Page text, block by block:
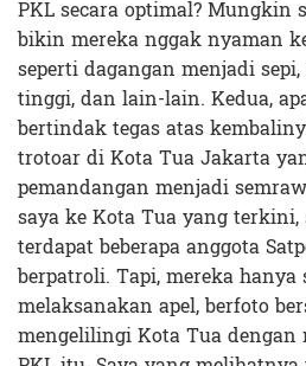
PKL secara optimal? Mungkin
bikin mereka nggak nyaman
seperti dagangan menjadi
tinggi, dan lain-lain. Kedua,
bertindak tegas atas
trotoar di Kota Tua Jakarta
pemandangan menjadi
saya ke Kota Tua yang
terdapat beberapa anggota
berpatroli. Tapi, mereka hanya
melaksanakan apel, berfoto
mengelilingi Kota Tua dengan